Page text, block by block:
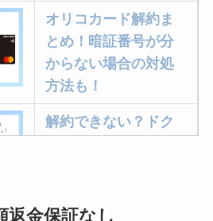
オリコカード解約ま
とめ！暗証番号が分
からない場合の対処
方法も！
解約できない？ドク
返金保証なし